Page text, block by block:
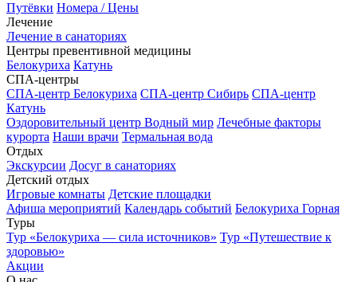
Путёвки Номера / Цены
Лечение
Лечение в санаториях
Центры превентивной медицины
Белокуриха Катунь
СПА-центры
СПА-центр Белокуриха СПА-центр Сибирь СПА-центр
Катунь
Оздоровительный центр Водный мир Лечебные факторы
курорта Наши врачи Термальная вода
Отдых
Экскурсии Досуг в санаториях
Детский отдых
Игровые комнаты Детские площадки
Афиша мероприятий Календарь событий Белокуриха Горная
Туры
Тур «Белокуриха — сила источников» Тур «Путешествие к
здоровью»
Акции